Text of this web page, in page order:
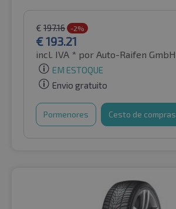
€ 197.16 -2%
€193.21
incl. IVA * por Auto-Raifen GmbH
EM ESTOQUE
Envio gratuito
Pormenores Cesto de compras